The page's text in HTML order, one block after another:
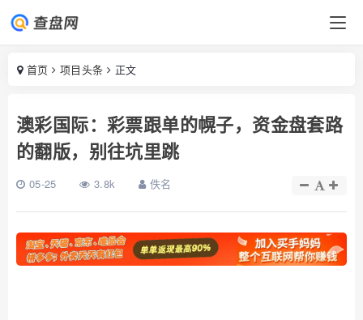
首页 项目头条 正文
澳彩国际：彩票跟单的幌子，资金盘套路
的翻版，别往坑里跳
05-25 3.8k 佚名